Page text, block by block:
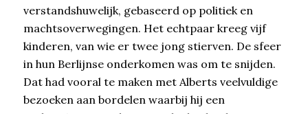
verstandshuwelijk, gebaseerd op politiek en
machtsoverwegingen. Het echtpaar kreeg vijf
kinderen, van wie er twee jong stierven. De sfeer
in hun Berlijnse onderkomen was om te snijden.
Dat had vooral te maken met Alberts veelvuldige
bezoeken aan bordelen waarbij hij een